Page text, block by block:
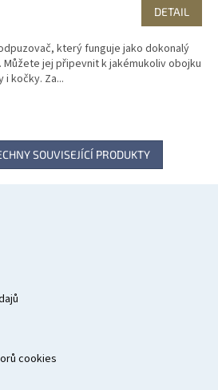
DETAIL
který funguje jako dokonalý
jej připevnit k jakémukoliv obojku
i kočky. Za...
SOUVISEJÍCÍ PRODUKTY
cookies